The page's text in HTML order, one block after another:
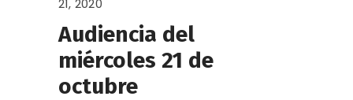
21, 2020
Audiencia del
miércoles 21 de
octubre